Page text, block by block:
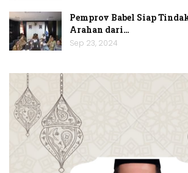
Pemprov Babel Siap
Arahan dari…
Sep 23, 2024